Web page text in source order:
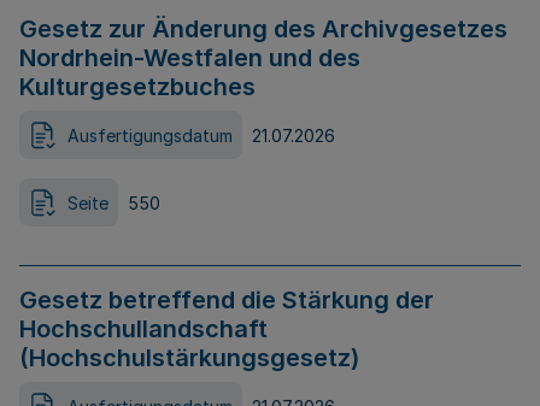
Gesetz zur Änderung des Archivgesetzes
Nordrhein-Westfalen und des
Kulturgesetzbuches
Ausfertigungsdatum 21.07.2026
Seite 550
Gesetz betreffend die Stärkung der
Hochschullandschaft
(Hochschulstärkungsgesetz)